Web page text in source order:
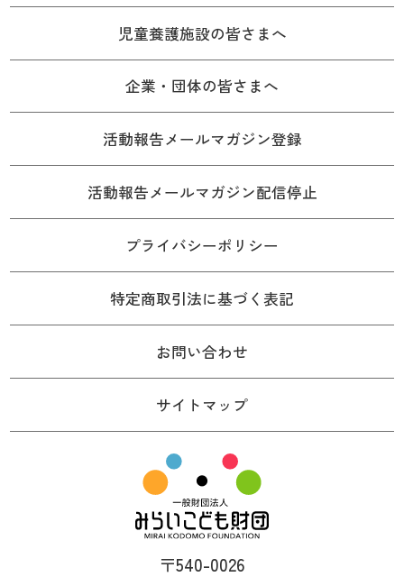
児童養護施設の皆さまへ
企業・団体の皆さまへ
活動報告メールマガジン登録
活動報告メールマガジン配信停止
プライバシーポリシー
特定商取引法に基づく表記
お問い合わせ
サイトマップ
〒540-0026